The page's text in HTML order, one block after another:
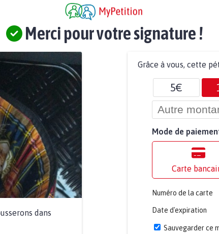
Merci pour votre signature !
dans
Grâce à vous, cette
5€
Mode de
Carte
Numéro de la carte
Date d'expiration
Sauvegarder ce